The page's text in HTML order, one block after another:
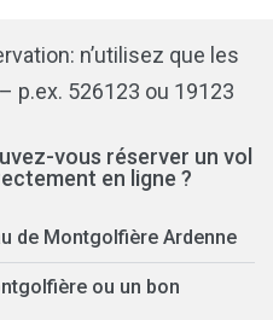
n’utilisez que les
p.ex. 526123 ou 19123
vous réserver un vol
en ligne ?
de Montgolfière Ardenne
ou un bon